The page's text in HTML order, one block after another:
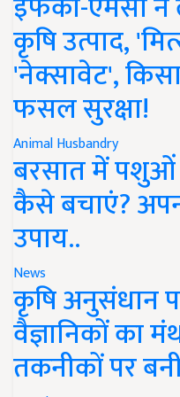
कृषि उत्पाद,
'नेक्सावेट',
फसल सुरक्षा!
Animal Husbandry
बरसात में पशुओं
कैसे बचाएं?
उपाय..
News
कृषि अनुसंधान
वैज्ञानिकों का
तकनीकों पर